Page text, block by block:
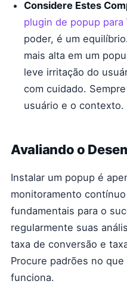
Considere Estes
plugin de popup para
poder, é um
mais alta em um
leve irritação do
com cuidado.
usuário e o contexto.
Avaliando o
Instalar um popup é
monitoramento
fundamentais para o
regularmente suas
taxa de conversão e
Procure padrões no
funciona.